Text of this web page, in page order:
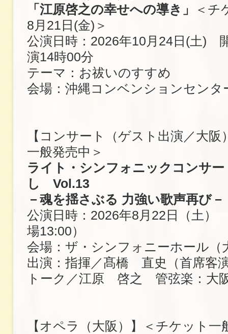
「江原啓之の幸せへの導き」
＜チ
8月21日(金)＞
公演日時：2026年10月24日(土)
演14時00分
テーマ：お祓いのすすめ
会場：沖縄コンベンションセン
【コンサート（ゲスト出演／大
一般発売中＞
ライト・シンフォニックコンサ
し Vol.13
－魂を揺さぶる 力強い歌声再び－
公演日時：2026年8月22日（土）
場13:00）
会場：ザ・シンフォニーホール（
出演：指揮／髙橋 直史（首席客
トーク／江原 啓之 管弦楽：大
【オペラ（大阪）】＜チケット一